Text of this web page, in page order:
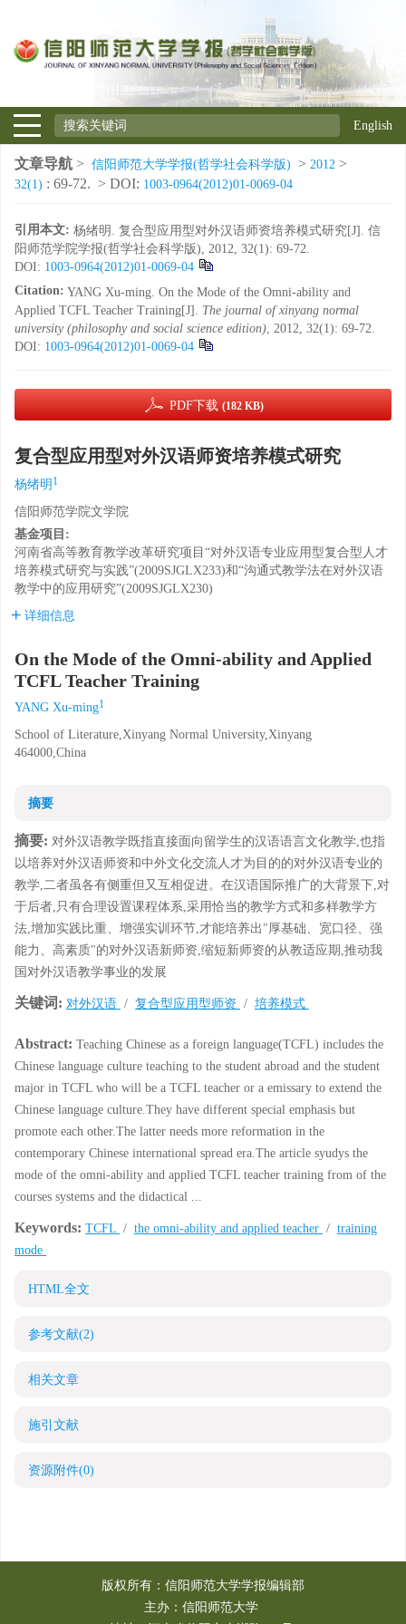
English
文章导航 > 信阳师范大学学报(哲学社会科学版) > 2012 >
32(1) : 69-72. > DOI: 1003-0964(2012)01-0069-04
引用本文: 杨绪明. 复合型应用型对外汉语师资培养模式研究[J]. 信
阳师范学院学报(哲学社会科学版), 2012, 32(1): 69-72.
DOI: 1003-0964(2012)01-0069-04
Citation: YANG Xu-ming. On the Mode of the Omni-ability and
Applied TCFL Teacher Training[J]. The journal of xinyang normal
university (philosophy and social science edition), 2012, 32(1): 69-72.
DOI: 1003-0964(2012)01-0069-04
PDF下载 (182 KB)
复合型应用型对外汉语师资培养模式研究
杨绪明 1
信阳师范学院文学院
基金项目:
河南省高等教育教学改革研究项目“对外汉语专业应用型复合型人才
培养模式研究与实践”(2009SJGLX233)和“沟通式教学法在对外汉语
教学中的应用研究”(2009SJGLX230)
详细信息
On the Mode of the Omni-ability and Applied
TCFL Teacher Training
YANG Xu-ming1
School of Literature,Xinyang Normal University,Xinyang
464000,China
摘要
摘要: 对外汉语教学既指直接面向留学生的汉语语言文化教学,也指
以培养对外汉语师资和中外文化交流人才为目的的对外汉语专业的
教学,二者虽各有侧重但又互相促进。在汉语国际推广的大背景下,对
于后者,只有合理设置课程体系,采用恰当的教学方式和多样教学方
法,增加实践比重、增强实训环节,才能培养出"厚基础、宽口径、强
能力、高素质"的对外汉语新师资,缩短新师资的从教适应期,推动我
国对外汉语教学事业的发展
关键词: 对外汉语 / 复合型应用型师资 / 培养模式
Abstract: Teaching Chinese as a foreign language(TCFL) includes the
Chinese language culture teaching to the student abroad and the student
major in TCFL who will be a TCFL teacher or a emissary to extend the
Chinese language culture.They have different special emphasis but
promote each other.The latter needs more reformation in the
contemporary Chinese international spread era.The article syudys the
mode of the omni-ability and applied TCFL teacher training from of the
courses systems and the didactical ...
Keywords: TCFL / the omni-ability and applied teacher / training
mode
HTML全文
参考文献(2)
相关文章
施引文献
资源附件(0)
版权所有：信阳师范大学学报编辑部
主办：信阳师范大学